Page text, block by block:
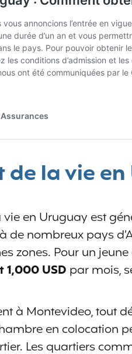
de la vie
vie en Uruguay est
de nombreux pays
zones. Pour un jeune
1,000 USD par mois,
à Montevideo, tout
en colocation
Les quartiers